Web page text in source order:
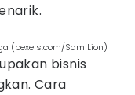
(pexels.com/Sam Lion)
bisnis
Cara